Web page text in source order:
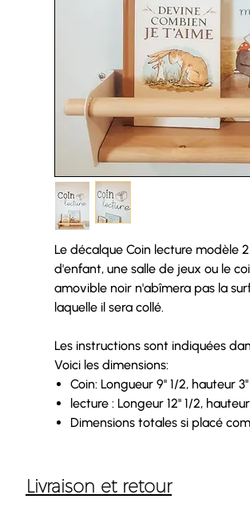
Le décalque Coin lecture modèle 2
d'enfant, une salle de jeux ou le
amovible noir n'abîmera pas la
laquelle il sera collé.
Les instructions sont indiquées
Voici les dimensions:
Coin: Longueur 9'' 1/2, hauteur
lecture : Longeur 12'' 1/2,
Dimensions totales si placé
Livraison et retour